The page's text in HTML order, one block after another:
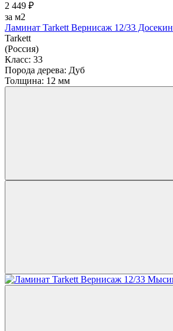
2 449 ₽
за м2
Ламинат Tarkett Вернисаж 12/33 Досекин
Tarkett
(Россия)
Класс: 33
Порода дерева: Дуб
Толщина: 12 мм